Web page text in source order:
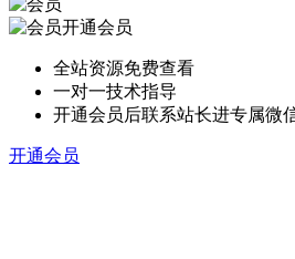
开通会员
全站资源免费查看
一对一技术指导
开通会员后联系站长进专属微
开通会员